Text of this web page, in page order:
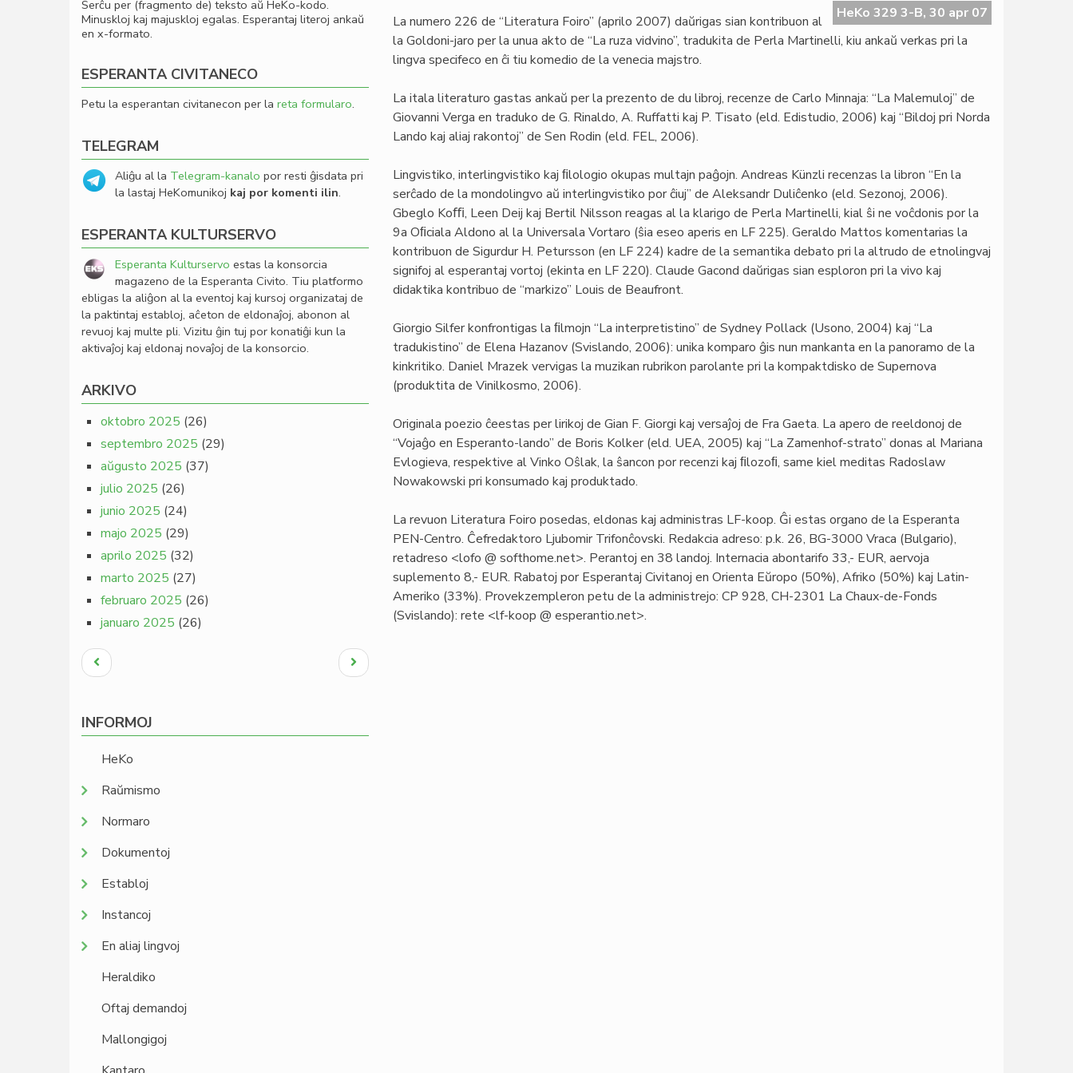
HeKo 329 3-B, 30 apr 07
La numero 226 de “Literatura Foiro” (aprilo 2007) daŭrigas sian kontribuon al
la Goldoni-jaro per la unua akto de “La ruza vidvino”, tradukita de Perla Martinelli, kiu ankaŭ verkas pri la
lingva specifeco en ĉi tiu komedio de la venecia majstro.
La itala literaturo gastas ankaŭ per la prezento de du libroj, recenze de Carlo Minnaja: “La Malemuloj” de
Giovanni Verga en traduko de G. Rinaldo, A. Ruffatti kaj P. Tisato (eld. Edistudio, 2006) kaj “Bildoj pri Norda
Lando kaj aliaj rakontoj” de Sen Rodin (eld. FEL, 2006).
Lingvistiko, interlingvistiko kaj ﬁlologio okupas multajn paĝojn. Andreas Künzli recenzas la libron “En la
serĉado de la mondolingvo aŭ interlingvistiko por ĉiuj” de Aleksandr Duliĉenko (eld. Sezonoj, 2006).
Gbeglo Koﬃ, Leen Deij kaj Bertil Nilsson reagas al la klarigo de Perla Martinelli, kial ŝi ne voĉdonis por la
9a Oﬁciala Aldono al la Universala Vortaro (ŝia eseo aperis en LF 225). Geraldo Mattos komentarias la
kontribuon de Sigurdur H. Petursson (en LF 224) kadre de la semantika debato pri la altrudo de etnolingvaj
signifoj al esperantaj vortoj (ekinta en LF 220). Claude Gacond daŭrigas sian esploron pri la vivo kaj
didaktika kontribuo de “markizo” Louis de Beaufront.
Giorgio Silfer konfrontigas la ﬁlmojn “La interpretistino” de Sydney Pollack (Usono, 2004) kaj “La
tradukistino” de Elena Hazanov (Svislando, 2006): unika komparo ĝis nun mankanta en la panoramo de la
kinkritiko. Daniel Mrazek vervigas la muzikan rubrikon parolante pri la kompaktdisko de Supernova
(produktita de Vinilkosmo, 2006).
Originala poezio ĉeestas per lirikoj de Gian F. Giorgi kaj versaĵoj de Fra Gaeta. La apero de reeldonoj de
“Vojaĝo en Esperanto-lando” de Boris Kolker (eld. UEA, 2005) kaj “La Zamenhof-strato” donas al Mariana
Evlogieva, respektive al Vinko Oŝlak, la ŝancon por recenzi kaj ﬁlozoﬁ, same kiel meditas Radoslaw
Nowakowski pri konsumado kaj produktado.
La revuon Literatura Foiro posedas, eldonas kaj administras LF-koop. Ĝi estas organo de la Esperanta
PEN-Centro. Ĉefredaktoro Ljubomir Trifonĉovski. Redakcia adreso: p.k. 26, BG-3000 Vraca (Bulgario),
retadreso <lofo @ softhome.net>. Perantoj en 38 landoj. Internacia abontarifo 33,- EUR, aervoja
suplemento 8,- EUR. Rabatoj por Esperantaj Civitanoj en Orienta Eŭropo (50%), Afriko (50%) kaj Latin-
Ameriko (33%). Provekzempleron petu de la administrejo: CP 928, CH-2301 La Chaux-de-Fonds
(Svislando): rete <lf-koop @ esperantio.net>.
Serĉu per (fragmento de) teksto aŭ HeKo-kodo.
Minuskloj kaj majuskloj egalas. Esperantaj literoj ankaŭ
en x-formato.
ESPERANTA CIVITANECO
Petu la esperantan civitanecon per la reta formularo.
TELEGRAM
Aliĝu al la Telegram-kanalo por resti ĝisdata pri
la lastaj HeKomunikoj kaj por komenti ilin.
ESPERANTA KULTURSERVO
Esperanta Kulturservo estas la konsorcia
magazeno de la Esperanta Civito. Tiu platformo
ebligas la aliĝon al la eventoj kaj kursoj organizataj de
la paktintaj establoj, aĉeton de eldonaĵoj, abonon al
revuoj kaj multe pli. Vizitu ĝin tuj por konatiĝi kun la
aktivaĵoj kaj eldonaj novaĵoj de la konsorcio.
ARKIVO
oktobro 2025 (26)
septembro 2025 (29)
aŭgusto 2025 (37)
julio 2025 (26)
junio 2025 (24)
majo 2025 (29)
aprilo 2025 (32)
marto 2025 (27)
februaro 2025 (26)
januaro 2025 (26)
Pagination
Antaŭa
paĝo
Next
page
INFORMOJ
HeKo
Raŭmismo
Normaro
Dokumentoj
Establoj
Instancoj
En aliaj lingvoj
Heraldiko
Oftaj demandoj
Mallongigoj